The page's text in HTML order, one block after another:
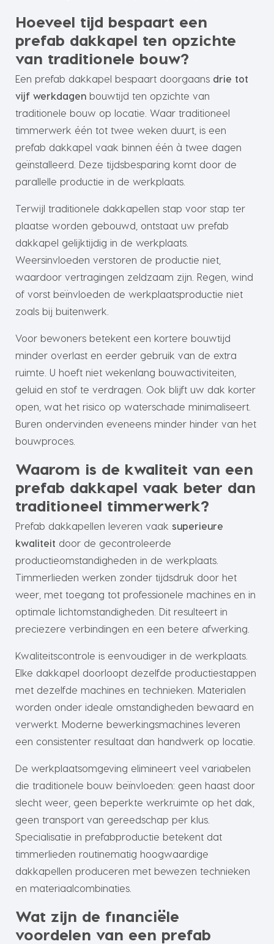
Hoeveel tijd bespaart een
prefab dakkapel ten opzichte
van traditionele bouw?
Een prefab dakkapel bespaart doorgaans drie tot
vijf werkdagen bouwtijd ten opzichte van
traditionele bouw op locatie. Waar traditioneel
timmerwerk één tot twee weken duurt, is een
prefab dakkapel vaak binnen één à twee dagen
geïnstalleerd. Deze tijdsbesparing komt door de
parallelle productie in de werkplaats.
Terwijl traditionele dakkapellen stap voor stap ter
plaatse worden gebouwd, ontstaat uw prefab
dakkapel gelijktijdig in de werkplaats.
Weersinvloeden verstoren de productie niet,
waardoor vertragingen zeldzaam zijn. Regen, wind
of vorst beïnvloeden de werkplaatsproductie niet
zoals bij buitenwerk.
Voor bewoners betekent een kortere bouwtijd
minder overlast en eerder gebruik van de extra
ruimte. U hoeft niet wekenlang bouwactiviteiten,
geluid en stof te verdragen. Ook blijft uw dak korter
open, wat het risico op waterschade minimaliseert.
Buren ondervinden eveneens minder hinder van het
bouwproces.
Waarom is de kwaliteit van een
prefab dakkapel vaak beter dan
traditioneel timmerwerk?
Prefab dakkapellen leveren vaak superieure
kwaliteit door de gecontroleerde
productieomstandigheden in de werkplaats.
Timmerlieden werken zonder tijdsdruk door het
weer, met toegang tot professionele machines en in
optimale lichtomstandigheden. Dit resulteert in
preciezere verbindingen en een betere afwerking.
Kwaliteitscontrole is eenvoudiger in de werkplaats.
Elke dakkapel doorloopt dezelfde productiestappen
met dezelfde machines en technieken. Materialen
worden onder ideale omstandigheden bewaard en
verwerkt. Moderne bewerkingsmachines leveren
een consistenter resultaat dan handwerk op locatie.
De werkplaatsomgeving elimineert veel variabelen
die traditionele bouw beïnvloeden: geen haast door
slecht weer, geen beperkte werkruimte op het dak,
geen transport van gereedschap per klus.
Specialisatie in prefabproductie betekent dat
timmerlieden routinematig hoogwaardige
dakkapellen produceren met bewezen technieken
en materiaalcombinaties.
Wat zijn de financiële
voordelen van een prefab